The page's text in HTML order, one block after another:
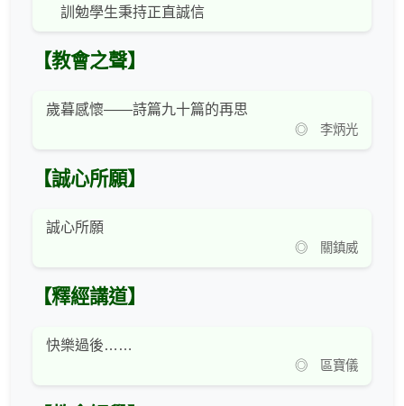
訓勉學生秉持正直誠信
【教會之聲】
歲暮感懷——詩篇九十篇的再思
◎ 李炳光
【誠心所願】
誠心所願
◎ 關鎮威
【釋經講道】
快樂過後……
◎ 區寶儀